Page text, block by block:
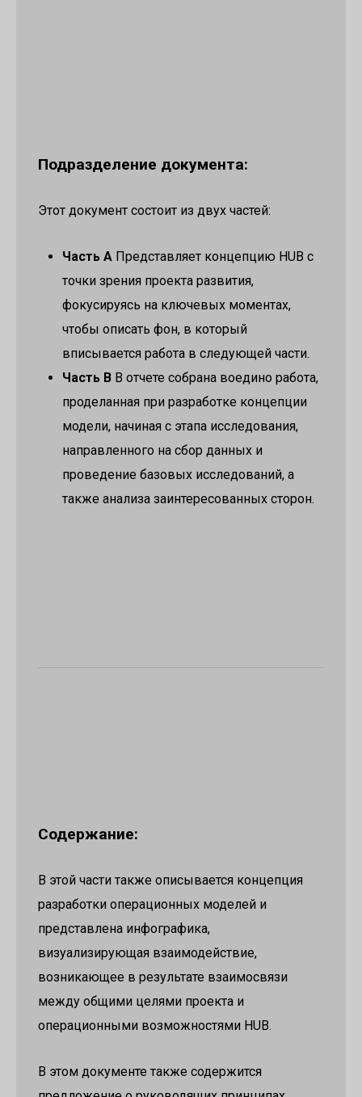
Подразделение документа:
Этот документ состоит из двух частей:
Часть AПредставляет концепцию HUB с
точки зрения проекта развития,
фокусируясь на ключевых моментах,
чтобы описать фон, в который
вписывается работа в следующей части.
Часть BВ отчете собрана воедино работа,
проделанная при разработке концепции
модели, начиная с этапа исследования,
направленного на сбор данных и
проведение базовых исследований, а
также анализа заинтересованных сторон.
Содержание:
В этой части также описывается концепция
разработки операционных моделей и
представлена инфографика,
визуализирующая взаимодействие,
возникающее в результате взаимосвязи
между общими целями проекта и
операционными возможностями HUB.
В этом документе также содержится